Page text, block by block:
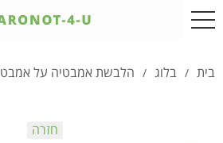
בית / בלוג / הלבשת אמבטיה על